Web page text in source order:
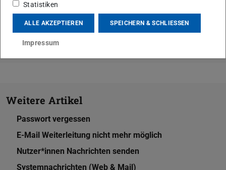
Themen
Mein Profil (Lehrende)
Weitere Artikel
Passwort vergessen
E-Mail Weiterleitung nicht mehr möglich
Nutzer*innen Nachrichten senden
Systemnachrichten (Web & Mail)
Statistiken
ALLE AKZEPTIEREN SPEICHERN & SCHLIESSEN
Impressum